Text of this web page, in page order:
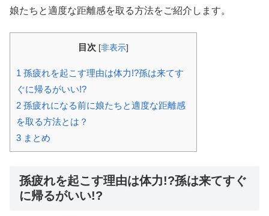
娘たちと適度な距離感を取る方法をご紹介します。
目次 [非表示]
1 孫疲れを起こす理由は体力!?孫は来てす
ぐに帰るがいい!?
2 孫疲れになる前に娘たちと適度な距離感
を取る方法とは？
3 まとめ
孫疲れを起こす理由は体力!?孫は来てすぐ
に帰るがいい!?